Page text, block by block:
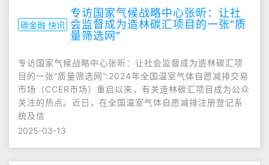
碳金融 快讯
专访国家气候战略中心张昕：让社
会监督成为造林碳汇项目的一张“质
量筛选网”
专访国家气候战略中心张昕：让社会监督成为造林碳汇项
目的一张“质量筛选网”:2024年全国温室气体自愿减排交易
市场（CCER市场）重启以来，有关造林碳汇项目成为公众
关注的热点。近日，在全国温室气体自愿减排注册登记系
统及信
2025-03-13